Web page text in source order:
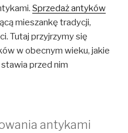
Sprzedaż antyków
mieszankę tradycji,
Tutaj przyjrzymy się
w obecnym wieku, jakie
przed nim
antykami